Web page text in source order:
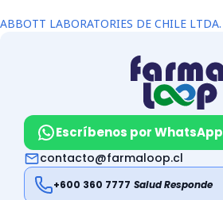
ABBOTT LABORATORIES DE CHILE LTDA.
Escríbenos por WhatsApp
contacto@farmaloop.cl
+600 360 7777 Salud Responde